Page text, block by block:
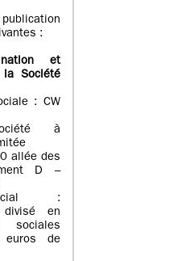
:
et
Société
: CW
à
allée des
D –
:
en
euros de